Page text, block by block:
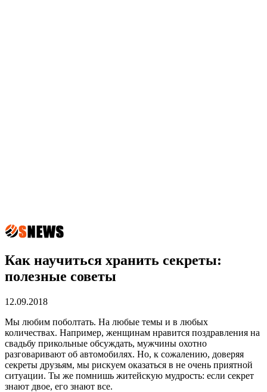
Как научиться хранить секреты:
полезные советы
12.09.2018
Мы любим поболтать. На любые темы и в любых
количествах. Например, женщинам нравится поздравления на
свадьбу прикольные обсуждать, мужчины охотно
разговаривают об автомобилях. Но, к сожалению, доверяя
секреты друзьям, мы рискуем оказаться в не очень приятной
ситуации. Ты же помнишь житейскую мудрость: если секрет
знают двое, его знают все.